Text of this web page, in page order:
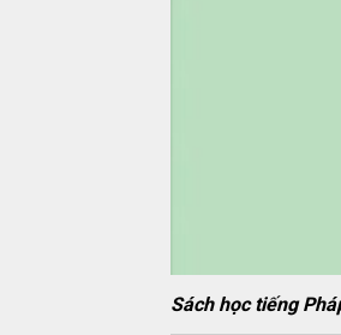
Sách học tiếng